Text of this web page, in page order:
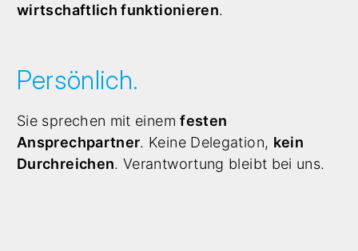
wirtschaftlich funktionieren.
Persönlich.
Sie sprechen mit einemfesten
Ansprechpartner. Keine Delegation, kein
Durchreichen. Verantwortung bleibt bei uns.